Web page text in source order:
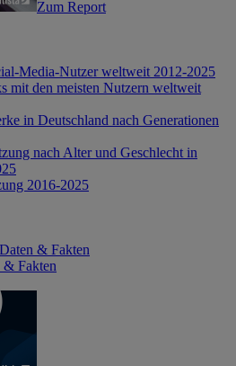
Zum Report
Media-Nutzer weltweit 2012-2025
mit den meisten Nutzern weltweit
in Deutschland nach Generationen
nach Alter und Geschlecht in
2016-2025
& Fakten
Fakten